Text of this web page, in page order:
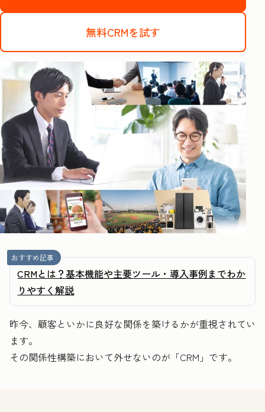
無料CRMを試す
おすすめ記事
CRMとは？基本機能や主要ツール・導入事例までわか
りやすく解説
昨今、顧客といかに良好な関係を築けるかが重視されてい
ます。
その関係性構築において外せないのが「CRM」です。